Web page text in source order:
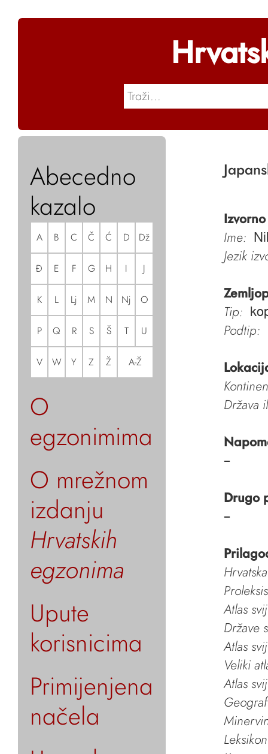
Abecedno
kazalo
A B C Č Ć D Dž
Đ E F G H I J
K L Lj M N Nj O
P Q R S Š T U
V W Y Z Ž A-Ž
O
egzonimima
O mrežnom
izdanju
Hrvatskih
egzonima
Upute
korisnicima
Primijenjena
načela
Ime:
Jezik
Tip:
Podtip:
Država
–
Drugo
–
Atlas
Države
Atlas
Veliki
Atlas